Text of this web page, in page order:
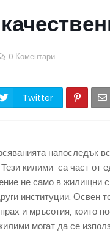
0 Коментари
Twitter
напоследък
килими са част от
не само в жилищни
институции. Освен
и мръсотия, които
могат да се